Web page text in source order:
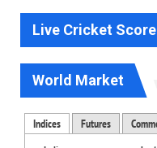
Live Cricket Score
World Market